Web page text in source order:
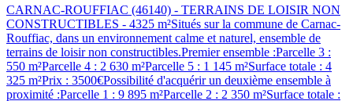
CARNAC-ROUFFIAC (46140) - TERRAINS DE LOISIR NON
CONSTRUCTIBLES - 4325 m²Situés sur la commune de Carnac-
Rouffiac, dans un environnement calme et naturel, ensemble de
terrains de loisir non constructibles.Premier ensemble :Parcelle 3 :
550 m²Parcelle 4 : 2 630 m²Parcelle 5 : 1 145 m²Surface totale : 4
325 m²Prix : 3500€Possibilité d'acquérir un deuxième ensemble à
proximité :Parcelle 1 : 9 895 m²Parcelle 2 : 2 350 m²Surface totale :